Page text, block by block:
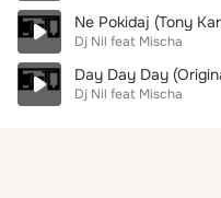
Dj Nil feat Mischa
Day Day Day
Dj Nil feat Mischa